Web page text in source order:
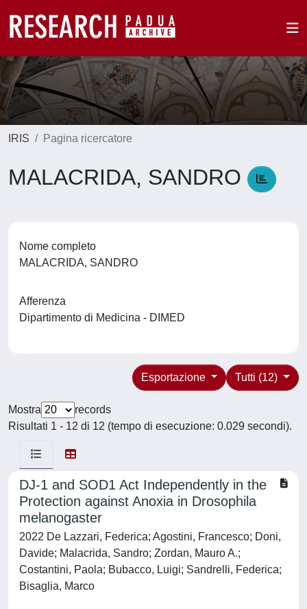
IRIS Pagina ricercatore
MALACRIDA, SANDRO
Nome completo
MALACRIDA, SANDRO
Afferenza
Dipartimento di Medicina - DIMED
Tutti (12)
Esportazione
Mostra
records
Risultati 1 - 12 di 12 (tempo di esecuzione: 0.029 secondi).
DJ-1 and SOD1 Act Independently in the
Protection against Anoxia in Drosophila
melanogaster
2022 De Lazzari, Federica; Agostini, Francesco; Doni,
Davide; Malacrida, Sandro; Zordan, Mauro A.;
Costantini, Paola; Bubacco, Luigi; Sandrelli, Federica;
Bisaglia, Marco